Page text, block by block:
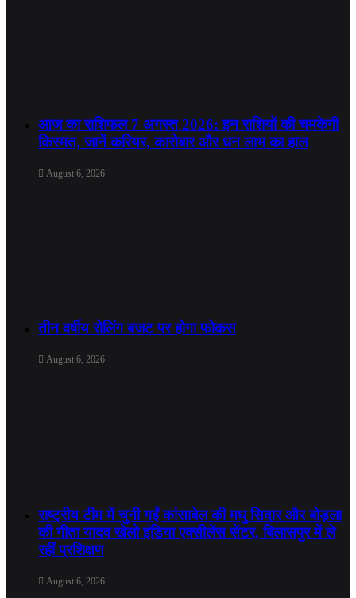
आज का राशिफल 7 अगस्त 2026: इन राशियों की चमकेगी
किस्मत, जानें करियर, कारोबार और धन लाभ का हाल
August 6, 2026
तीन वर्षीय रोलिंग बजट पर होगा फोकस
August 6, 2026
राष्ट्रीय टीम में चुनी गईं कांसाबेल की मधु सिदार और बोड़ला
की गीता यादव खेलो इंडिया एक्सीलेंस सेंटर, बिलासपुर में ले
रहीं प्रशिक्षण
August 6, 2026